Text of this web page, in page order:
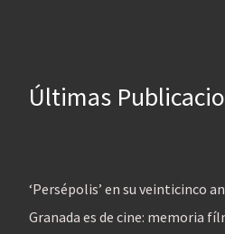
Últimas
‘Persépolis’ en su veinticinco
Granada es de cine: memoria